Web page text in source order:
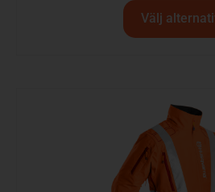
Välj